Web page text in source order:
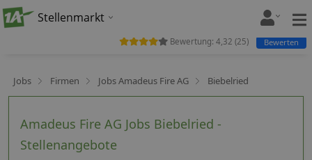
Stellenmarkt
Jobs Firmen Jobs Amadeus Fire AG Biebelried
Amadeus Fire AG Jobs Biebelried -
Stellenangebote
Bewertung: 4,32 (25) Bewerten